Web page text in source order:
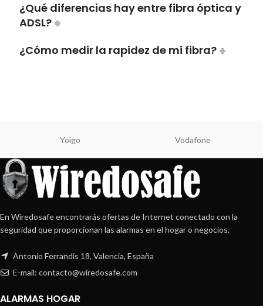
¿Qué diferencias hay entre fibra óptica y
ADSL?
¿Cómo medir la rapidez de mi fibra?
Yoigo Vodafone
En Wiredosafe encontrarás ofertas de Internet conectado con la
seguridad que proporcionan las alarmas en el hogar o negocios.
Antonio Ferrandis 18, Valencia, España
E-mail: contacto@wiredosafe.com
ALARMAS HOGAR